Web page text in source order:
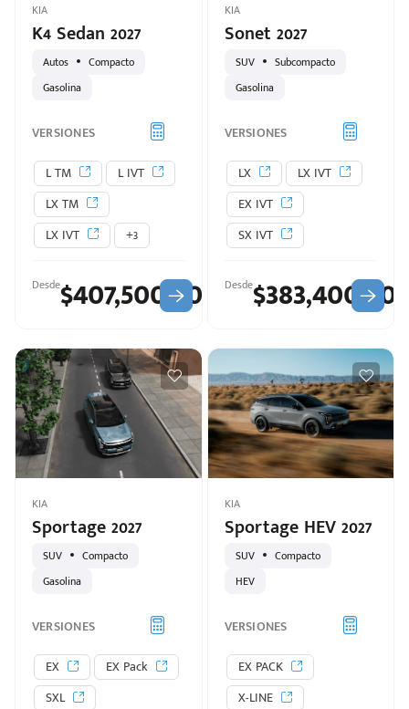
K4 Sedan 2027
KIA
Autos
Compacto
Gasolina
VERSIONES
L TM
L IVT
LX TM
LX IVT
+3
$407,500.00
Desde
Sonet 2027
KIA
SUV
Subcompacto
Gasolina
VERSIONES
LX
LX IVT
EX IVT
SX IVT
$383,400.00
Desde
Sportage 2027
KIA
SUV
Compacto
Gasolina
VERSIONES
EX
EX Pack
SXL
Sportage HEV 2027
KIA
SUV
Compacto
HEV
VERSIONES
EX PACK
X-LINE